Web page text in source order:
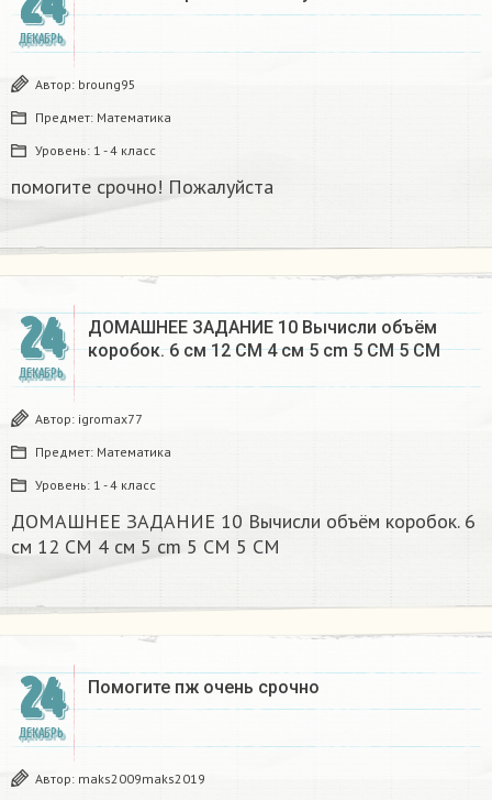
ДЕКАБРЬ
Автор: broung95
Предмет: Математика
Уровень: 1 - 4 класс
помогите срочно! Пожалуйста
24
ДЕКАБРЬ
ДОМАШНЕЕ ЗАДАНИЕ 10 Вычисли объём
коробок. 6 см 12 CM 4 см 5 cm 5 CM 5 CM​
Автор: igromax77
Предмет: Математика
Уровень: 1 - 4 класс
ДОМАШНЕЕ ЗАДАНИЕ 10 Вычисли объём коробок. 6
см 12 CM 4 см 5 cm 5 CM 5 CM​
24
ДЕКАБРЬ
Помогите пж очень срочно​
Автор: maks2009maks2019